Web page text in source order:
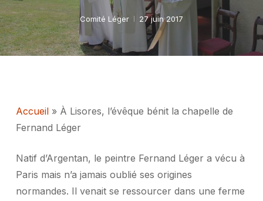
Comité Léger 27 juin 2017
Accueil» À Lisores, l’évêque bénit la chapelle de
Fernand Léger
Natif d’Argentan, le peintre Fernand Léger a vécu à
Paris mais n’a jamais oublié ses origines
normandes. Il venait se ressourcer dans une ferme